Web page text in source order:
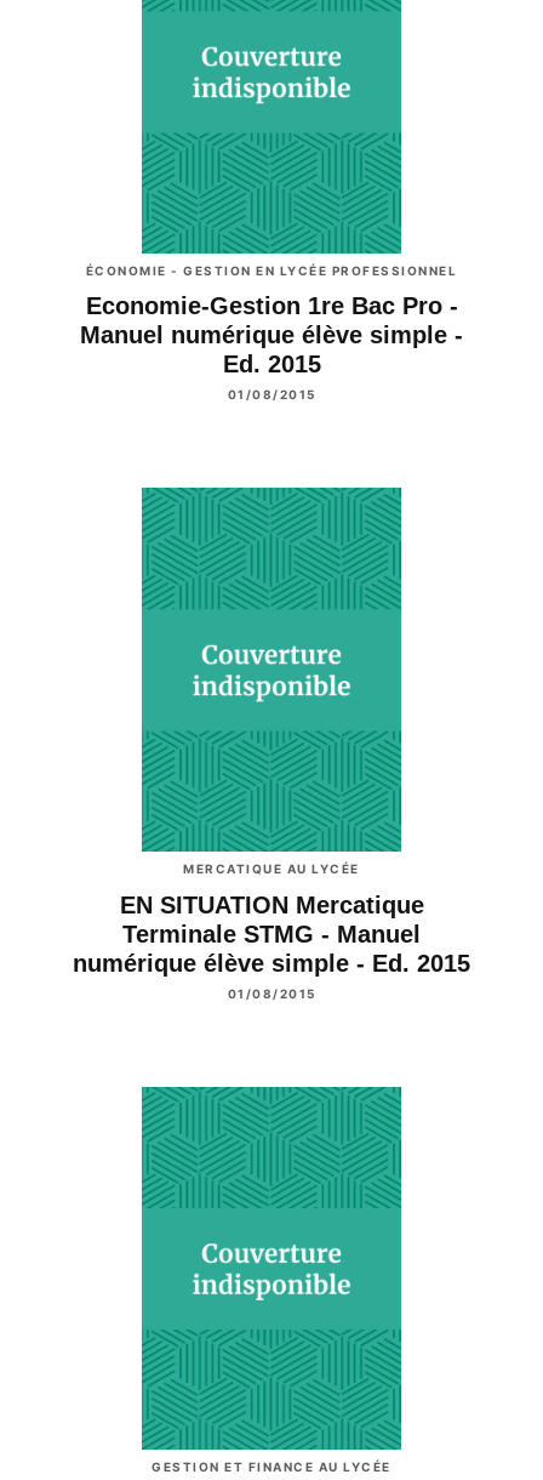
ÉCONOMIE - GESTION EN LYCÉE PROFESSIONNEL
Economie-Gestion 1re Bac Pro -
Manuel numérique élève simple -
Ed. 2015
01/08/2015
MERCATIQUE AU LYCÉE
EN SITUATION Mercatique
Terminale STMG - Manuel
numérique élève simple - Ed. 2015
01/08/2015
GESTION ET FINANCE AU LYCÉE